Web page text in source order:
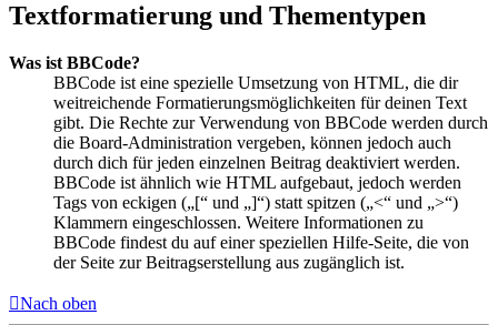
Textformatierung und Thementypen
Was ist BBCode?
BBCode ist eine spezielle Umsetzung von HTML, die dir
weitreichende Formatierungsmöglichkeiten für deinen Text
gibt. Die Rechte zur Verwendung von BBCode werden durch
die Board-Administration vergeben, können jedoch auch
durch dich für jeden einzelnen Beitrag deaktiviert werden.
BBCode ist ähnlich wie HTML aufgebaut, jedoch werden
Tags von eckigen („[“ und „]“) statt spitzen („<“ und „>“)
Klammern eingeschlossen. Weitere Informationen zu
BBCode findest du auf einer speziellen Hilfe-Seite, die von
der Seite zur Beitragserstellung aus zugänglich ist.
Nach oben